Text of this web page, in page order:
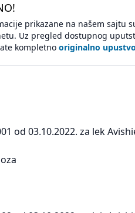
prikazane na našem sajtu
Uz pregled dostupnog
kompletno originalno
od 03.10.2022. za lek